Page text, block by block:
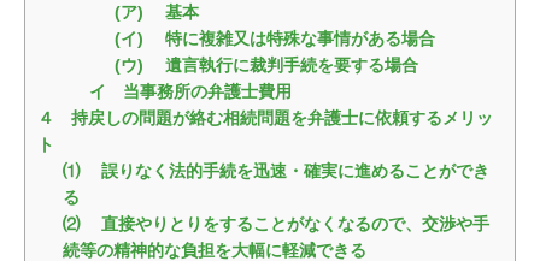
(ア) 基本
(イ) 特に複雑又は特殊な事情がある場合
(ウ) 遺言執行に裁判手続を要する場合
イ 当事務所の弁護士費用
４ 持戻しの問題が絡む相続問題を弁護士に依頼するメリッ
ト
⑴ 誤りなく法的手続を迅速・確実に進めることができ
る
⑵ 直接やりとりをすることがなくなるので、交渉や手
続等の精神的な負担を大幅に軽減できる